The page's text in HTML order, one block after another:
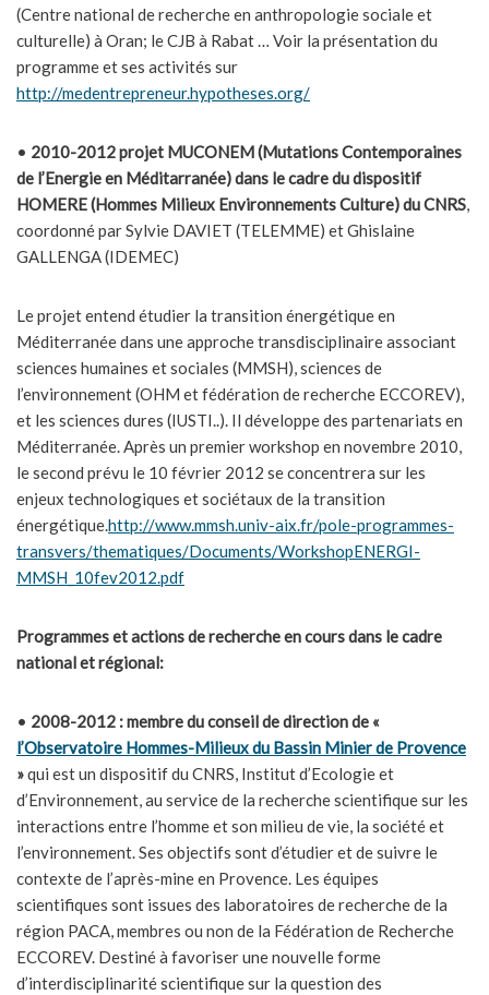
(Centre national de recherche en anthropologie sociale et
culturelle) à Oran; le CJB à Rabat … Voir la présentation du
programme et ses activités sur
http://medentrepreneur.hypotheses.org/
• 2010-2012 projet MUCONEM (Mutations Contemporaines
de l’Energie en Méditarranée) dans le cadre du dispositif
HOMERE (Hommes Milieux Environnements Culture) du CNRS,
coordonné par Sylvie DAVIET (TELEMME) et Ghislaine
GALLENGA (IDEMEC)
Le projet entend étudier la transition énergétique en
Méditerranée dans une approche transdisciplinaire associant
sciences humaines et sociales (MMSH), sciences de
l’environnement (OHM et fédération de recherche ECCOREV),
et les sciences dures (IUSTI..). Il développe des partenariats en
Méditerranée. Après un premier workshop en novembre 2010,
le second prévu le 10 février 2012 se concentrera sur les
enjeux technologiques et sociétaux de la transition
énergétique.http://www.mmsh.univ-aix.fr/pole-programmes-
transvers/thematiques/Documents/WorkshopENERGI-
MMSH_10fev2012.pdf
Programmes et actions de recherche en cours dans le cadre
national et régional:
• 2008-2012 : membre du conseil de direction de «
l’Observatoire Hommes-Milieux du Bassin Minier de Provence
»qui est un dispositif du CNRS, Institut d’Ecologie et
d’Environnement, au service de la recherche scientifique sur les
interactions entre l’homme et son milieu de vie, la société et
l’environnement. Ses objectifs sont d’étudier et de suivre le
contexte de l’après-mine en Provence. Les équipes
scientifiques sont issues des laboratoires de recherche de la
région PACA, membres ou non de la Fédération de Recherche
ECCOREV. Destiné à favoriser une nouvelle forme
d’interdisciplinarité scientifique sur la question des